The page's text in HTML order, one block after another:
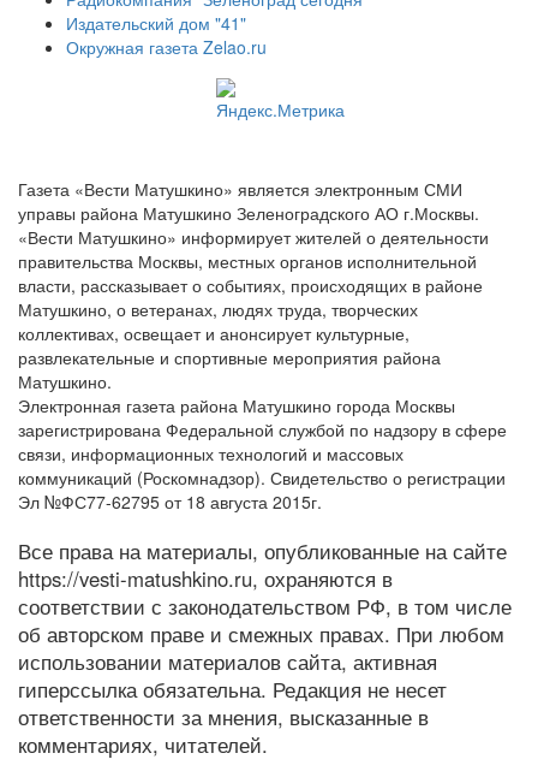
Издательский дом "41"
Окружная газета Zelao.ru
Газета «Вести Матушкино» является электронным СМИ
управы района Матушкино Зеленоградского АО г.Москвы.
«Вести Матушкино» информирует жителей о деятельности
правительства Москвы, местных органов исполнительной
власти, рассказывает о событиях, происходящих в районе
Матушкино, о ветеранах, людях труда, творческих
коллективах, освещает и анонсирует культурные,
развлекательные и спортивные мероприятия района
Матушкино.
Электронная газета района Матушкино города Москвы
зарегистрирована Федеральной службой по надзору в сфере
связи, информационных технологий и массовых
коммуникаций (Роскомнадзор). Свидетельство о регистрации
Эл №ФС77-62795 от 18 августа 2015г.
Все права на материалы, опубликованные на сайте
https://vesti-matushkino.ru, охраняются в
соответствии с законодательством РФ, в том числе
об авторском праве и смежных правах. При любом
использовании материалов сайта, активная
гиперссылка обязательна. Редакция не несет
ответственности за мнения, высказанные в
комментариях, читателей.